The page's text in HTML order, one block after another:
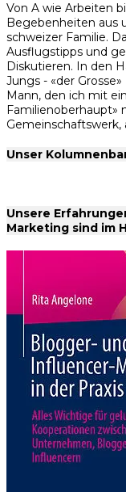
Von A wie Arbeiten
Begebenheiten aus
schweizer Familie.
Ausflugstipps und
Diskutieren. In den
Jungs - «der
Mann, den ich mit
Familienoberhaupt»
Gemeinschaftswerk,
Unser
Unsere
Marketing sind im